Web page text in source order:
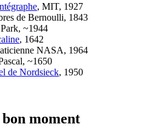
, MIT, 1927
de Bernoulli, 1843
~1944
, 1642
NASA, 1964
~1650
de Nordsieck, 1950
moment